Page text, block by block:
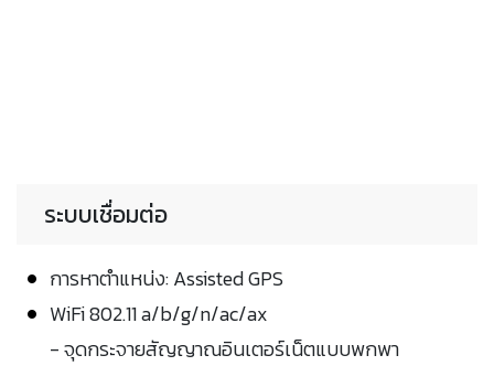
ระบบเชื่อมต่อ
การหาตำแหน่ง: Assisted GPS
WiFi 802.11 a/b/g/n/ac/ax
- จุดกระจายสัญญาณอินเตอร์เน็ตแบบพกพา